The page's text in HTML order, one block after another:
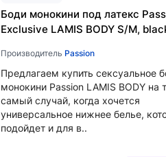
Боди монокини под латекс
Exclusive LAMIS BODY S/M,
Производитель Passion
Предлагаем купить сексуальное
монокини Passion LAMIS BODY на
самый случай, когда хочется
универсальное нижнее белье,
подойдет и для в..